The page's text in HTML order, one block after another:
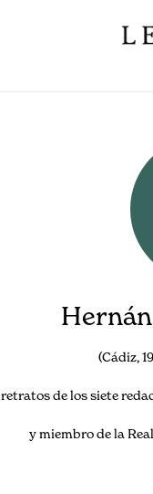
(Cádiz,
retratos de los siete
y miembro de la